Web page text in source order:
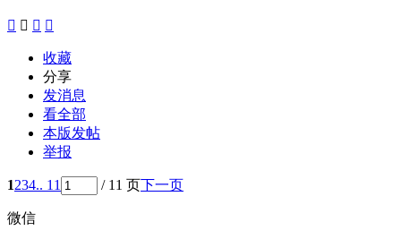
   
收藏
分享
发消息
看全部
本版发帖
举报
1234.. 11 / 11 页下一页
微信